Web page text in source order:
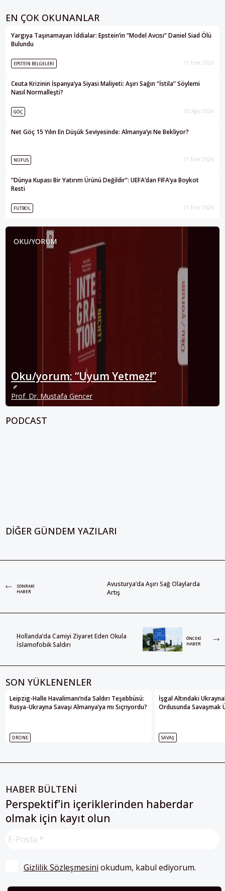
EN ÇOK OKUNANLAR
Yargıya Taşınamayan İddialar: Epstein’in “Model Avcısı” Daniel Siad Ölü
Bulundu
EPSTEIN BELGELERI 31 Tem 2026
Ceuta Krizinin İspanya’ya Siyasi Maliyeti: Aşırı Sağın “İstila” Söylemi
Nasıl Normalleşti?
GÖÇ 03 Ağu 2026
Net Göç 15 Yılın En Düşük Seviyesinde: Almanya’yı Ne Bekliyor?
NÜFUS 31 Tem 2026
“Dünya Kupası Bir Yatırım Ürünü Değildir”: UEFA’dan FIFA’ya Boykot
Resti
FUTBOL 31 Tem 2026
OKU/YORUM
Oku/yorum: “Uyum Yetmez!”
Prof. Dr. Mustafa Gencer
PODCAST
DIĞER GÜNDEM YAZILARI
SONRAKI
HABER
Avusturya’da Aşırı Sağ Olaylarda
Artış
Hollanda’da Camiyi Ziyaret Eden Okula
İslamofobik Saldırı
ÖNCEKI
HABER
SON YÜKLENENLER
Leipzig-Halle Havalimanı’nda Saldırı Teşebbüsü:
Rusya-Ukrayna Savaşı Almanya’ya mı Sıçrıyordu?
DRONE
İşgal Altındaki
Ordusunda Savaşmak
SAVAŞ
HABER BÜLTENİ
Perspektif’in içeriklerinden haberdar
olmak için kayıt olun
Gizlilik Sözleşmesini okudum, kabul ediyorum.